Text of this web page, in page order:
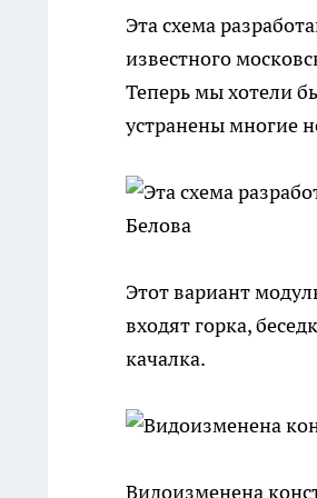
Эта схема
известного
Теперь мы хотели
устранены многие
Этот вариант
входят горка,
качалка.
Видоизменена